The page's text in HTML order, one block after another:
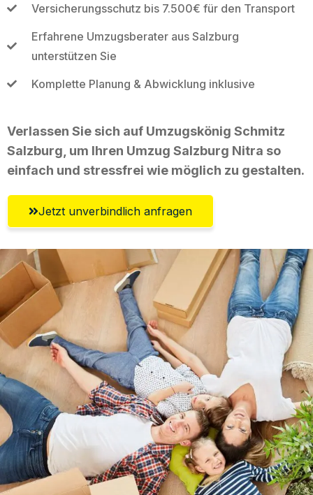
Versicherungsschutz bis 7.500€ für den Transport
Erfahrene Umzugsberater aus Salzburg
unterstützen Sie
Komplette Planung & Abwicklung inklusive
Verlassen Sie sich auf Umzugskönig Schmitz
Salzburg, um Ihren Umzug Salzburg Nitra so
einfach und stressfrei wie möglich zu gestalten.
Jetzt unverbindlich anfragen